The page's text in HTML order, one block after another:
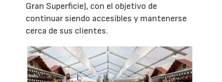
Gran Superficie), con el objetivo de
continuar siendo accesibles y mantenerse
cerca de sus clientes.